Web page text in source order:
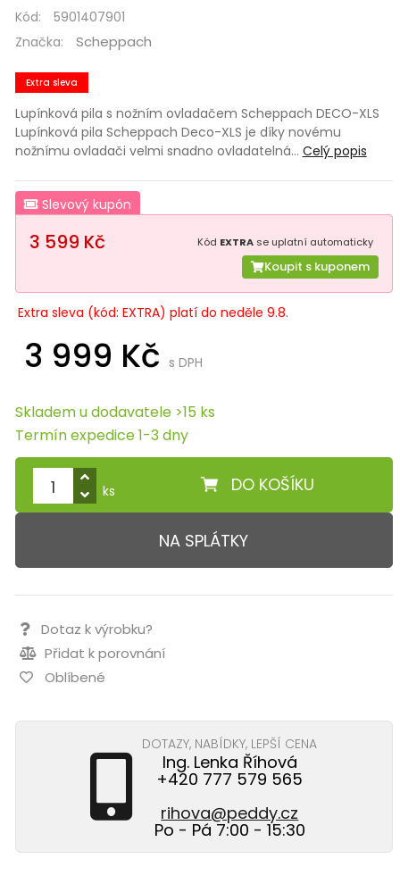
Kód:
5901407901
Značka:
Scheppach
Extra sleva
Lupínková pila s nožním ovladačem Scheppach DECO-XLS
Lupínková pila Scheppach Deco-XLS je díky novému
nožnímu ovladači velmi snadno ovladatelná… Celý popis
Slevový kupón
3 599 Kč Kód EXTRA se uplatní automaticky
Koupit s kuponem
Extra sleva (kód: EXTRA) platí do neděle 9.8.
3 999 Kč s DPH
Skladem u dodavatele >15 ks
Termín expedice 1-3 dny
DO KOŠÍKU
ks
NA SPLÁTKY
Dotaz k výrobku?
Přidat k porovnání
Oblíbené
DOTAZY, NABÍDKY, LEPŠÍ CENA
Ing. Lenka Říhová
+420 777 579 565
rihova@peddy.cz
Po - Pá 7:00 - 15:30